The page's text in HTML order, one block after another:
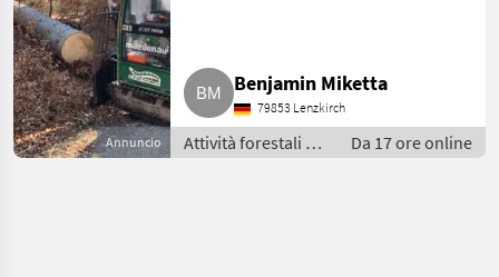
Annuncio
Benjamin Miketta
79853 Lenzkirch
Attività forestali e
lavorazione del
Da 17 ore online